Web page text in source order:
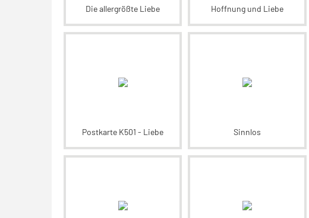
Die allergrößte Liebe Hoffnung und Liebe
Postkarte K501 - Liebe Sinnlos